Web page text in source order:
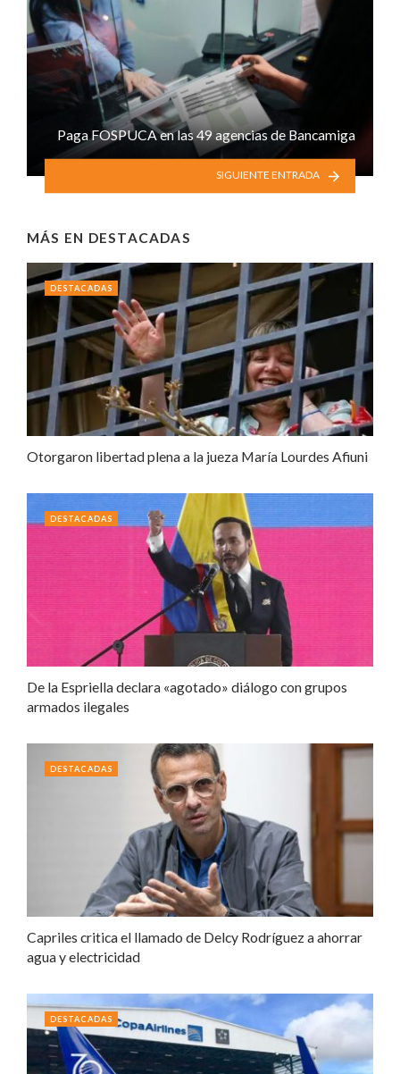
Paga FOSPUCA en las 49 agencias de Bancamiga
SIGUIENTE ENTRADA
MÁS EN DESTACADAS
Otorgaron libertad plena a la jueza María Lourdes Afiuni
DESTACADAS
De la Espriella declara «agotado» diálogo con grupos
armados ilegales
DESTACADAS
Capriles critica el llamado de Delcy Rodríguez a ahorrar
agua y electricidad
DESTACADAS
DESTACADAS